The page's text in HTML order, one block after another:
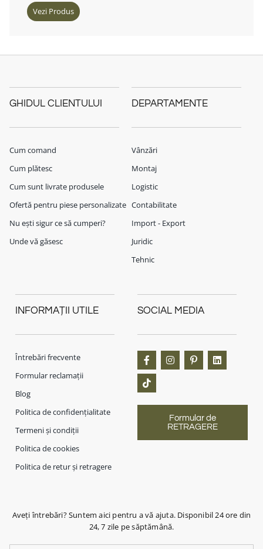
Vezi Produs
GHIDUL CLIENTULUI
Cum comand
Cum plătesc
Cum sunt livrate produsele
Ofertă pentru piese personalizate
Nu ești sigur ce să cumperi?
Unde vă găsesc
DEPARTAMENTE
Vânzări
Montaj
Logistic
Contabilitate
Import - Export
Juridic
Tehnic
INFORMAȚII UTILE
Întrebări frecvente
Formular reclamații
Blog
Politica de confidențialitate
Termeni și condiții
Politica de cookies
Politica de retur și retragere
SOCIAL MEDIA
Formular de
RETRAGERE
Aveți întrebări? Suntem aici pentru a vă ajuta. Disponibil 24 ore din
24, 7 zile pe săptămână.